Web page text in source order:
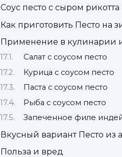
Соус песто с сыром
Как приготовить Песто
Применение в кулинарии
Салат с соусом песто
Курица с соусом песто
Паста с соусом песто
Рыба с соусом песто
Запеченное филе
Вкусный вариант Песто из
Польза и вред